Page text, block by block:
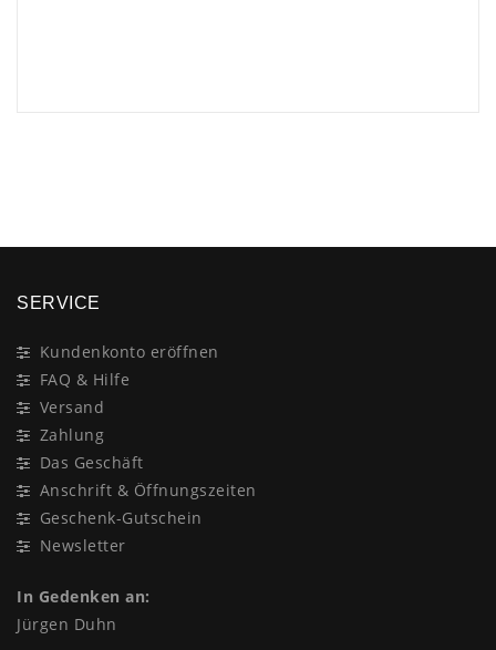
SERVICE
Kundenkonto eröffnen
FAQ & Hilfe
Versand
Zahlung
Das Geschäft
Anschrift & Öffnungszeiten
Geschenk-Gutschein
Newsletter
In Gedenken an:
Jürgen Duhn